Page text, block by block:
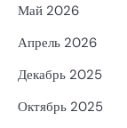
Май 2026
Апрель 2026
Декабрь 2025
Октябрь 2025